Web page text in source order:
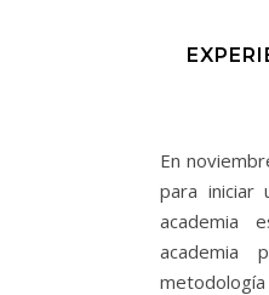
En
para iniciar
academia
academia